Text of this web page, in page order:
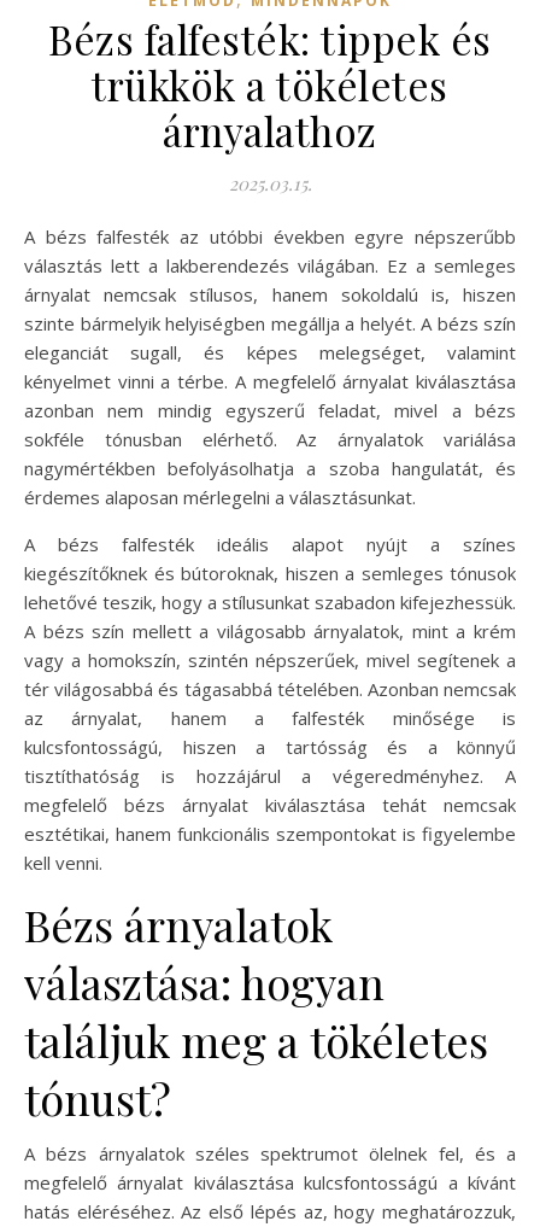
Bézs falfesték: tippek és
trükkök a tökéletes
árnyalathoz
2025.03.15.
A bézs falfesték az utóbbi években egyre népszerűbb
választás lett a lakberendezés világában. Ez a semleges
árnyalat nemcsak stílusos, hanem sokoldalú is, hiszen
szinte bármelyik helyiségben megállja a helyét. A bézs szín
eleganciát sugall, és képes melegséget, valamint
kényelmet vinni a térbe. A megfelelő árnyalat kiválasztása
azonban nem mindig egyszerű feladat, mivel a bézs
sokféle tónusban elérhető. Az árnyalatok variálása
nagymértékben befolyásolhatja a szoba hangulatát, és
érdemes alaposan mérlegelni a választásunkat.
A bézs falfesték ideális alapot nyújt a színes
kiegészítőknek és bútoroknak, hiszen a semleges tónusok
lehetővé teszik, hogy a stílusunkat szabadon kifejezhessük.
A bézs szín mellett a világosabb árnyalatok, mint a krém
vagy a homokszín, szintén népszerűek, mivel segítenek a
tér világosabbá és tágasabbá tételében. Azonban nemcsak
az árnyalat, hanem a falfesték minősége is
kulcsfontosságú, hiszen a tartósság és a könnyű
tisztíthatóság is hozzájárul a végeredményhez. A
megfelelő bézs árnyalat kiválasztása tehát nemcsak
esztétikai, hanem funkcionális szempontokat is figyelembe
kell venni.
Bézs árnyalatok
választása: hogyan
találjuk meg a tökéletes
tónust?
A bézs árnyalatok széles spektrumot ölelnek fel, és a
megfelelő árnyalat kiválasztása kulcsfontosságú a kívánt
hatás eléréséhez. Az első lépés az, hogy meghatározzuk,